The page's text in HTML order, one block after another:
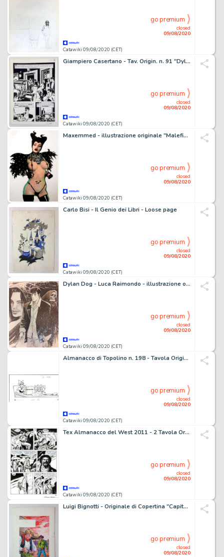
Catawiki 09/08/2020 (CET)
closed
09/08/2020
go premium
Giampiero Casertano - Tav. Origin. n. 91 "Dylan Dog: Morte a Domicilio" - Firmata - Loose page - First edition - (1999)
Catawiki 09/08/2020 (CET)
closed
09/08/2020
go premium
Maxemmed - illustrazione originale "Malefica" 29x42 cm - Loose page - (2014)
Catawiki 09/08/2020 (CET)
closed
09/08/2020
go premium
Carlo Bisi - Il Genio dei Libri - Loose page
Catawiki 09/08/2020 (CET)
closed
09/08/2020
go premium
Dylan Dog - Luca Raimondo - illustrazione originale "Amore e Morte" - Loose page - (2020)
Catawiki 09/08/2020 (CET)
closed
09/08/2020
go premium
Almanacco di Topolino n. 198 - Tavola Originale Walt Disney - Loose page - First edition - (1973)
Catawiki 09/08/2020 (CET)
closed
09/08/2020
go premium
Tex Almanacco del West 2011 - 2 Tavola Originale "la citta' del male" - Loose page - First edition - (2011)
Catawiki 09/08/2020 (CET)
closed
09/08/2020
go premium
Luigi Bignotti - Originale di Copertina "Capitan Miki: L'Oscura Minaccia" - Firmato - Loose page - First edition - (1970)
closed
09/08/2020
go premium